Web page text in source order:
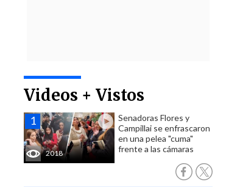
Videos + Vistos
2018
Senadoras Flores y
Campillai se enfrascaron
en una pelea "cuma"
frente a las cámaras